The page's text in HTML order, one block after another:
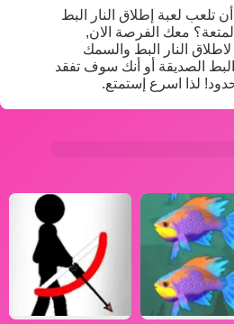
لعبة إطلاق النار البط
معك الفرصة الان,
النار البط والسمك
الصديقة أو أنك سوف تفقد
لذا اسرع إستمتع.